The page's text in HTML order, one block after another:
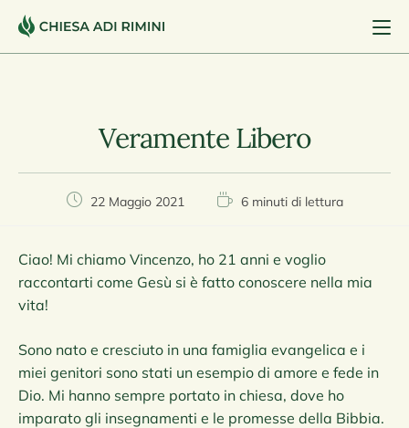
Veramente Libero
22 Maggio 2021 6 minuti di lettura
Ciao! Mi chiamo Vincenzo, ho 21 anni e voglio
raccontarti come Gesù si è fatto conoscere nella mia
vita!
Sono nato e cresciuto in una famiglia evangelica e i
miei genitori sono stati un esempio di amore e fede in
Dio. Mi hanno sempre portato in chiesa, dove ho
imparato gli insegnamenti e le promesse della Bibbia.